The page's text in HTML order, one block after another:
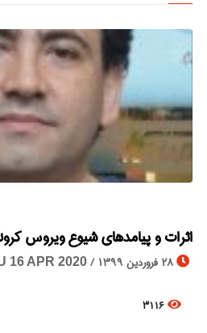
اثرات و پیامدهای شیوع ویروس
28 فروردین 1399 / 16 APR 2020
3116